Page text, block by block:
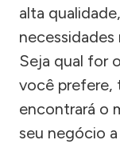
alta
necessidades
Seja qual for
você prefere,
encontrará o
seu negócio